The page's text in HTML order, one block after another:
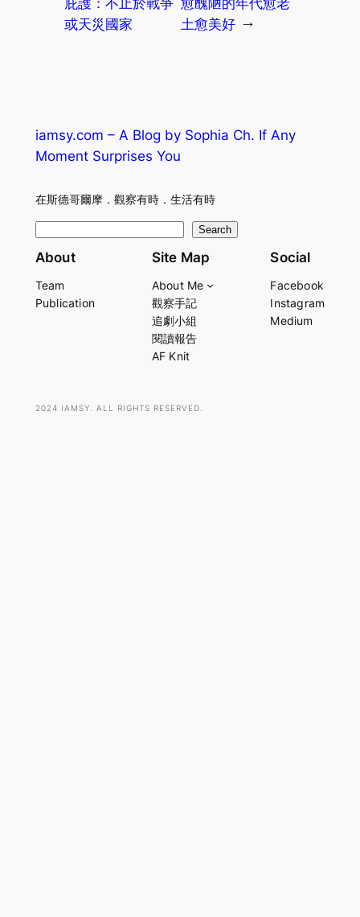
庇護：不止於戰爭
或天災國家
愈醜陋的年代愈老
土愈美好 →
iamsy.com – A Blog by Sophia Ch. If Any
Moment Surprises You
在斯德哥爾摩．觀察有時．生活有時
e
r
Search
About
Team
Publication
Site Map
About Me
觀察手記
追劇小組
閱讀報告
AF Knit
Social
Facebook
Instagram
Medium
2024 IAMSY. ALL RIGHTS RESERVED.